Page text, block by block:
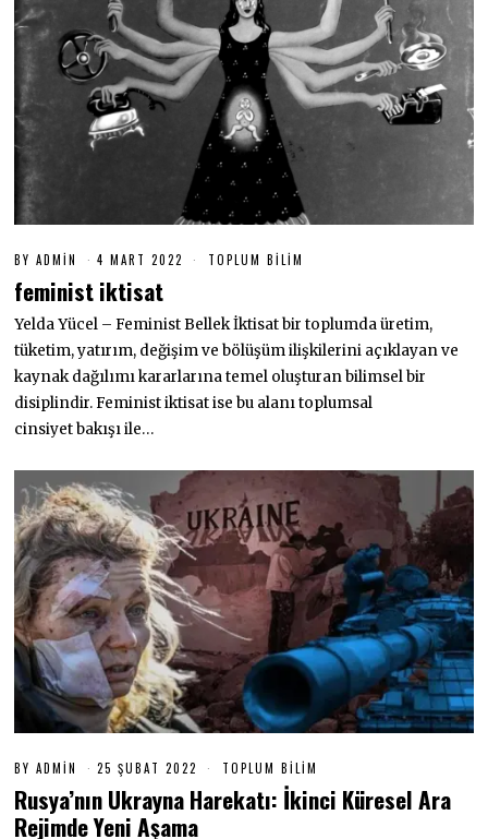
BYADMIN 4 MART 2022
T
0
2
TOPLUM BILIM
feminist iktisat
Yelda Yücel – Feminist Bellek İktisat bir toplumda üretim,
tüketim, yatırım, değişim ve bölüşüm ilişkilerini açıklayan ve
kaynak dağılımı kararlarına temel oluşturan bilimsel bir
disiplindir. Feminist iktisat ise bu alanı toplumsal
cinsiyet bakışı ile…
BYADMIN 25 ŞUBAT 2022
Ş
B
TOPLUM BILIM
Rusya’nın Ukrayna Harekatı: İkinci Küresel Ara
Rejimde Yeni Aşama